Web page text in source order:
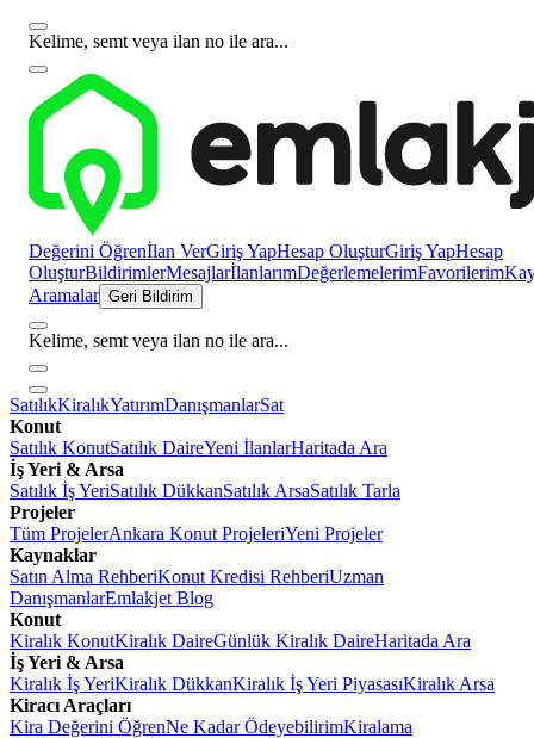
Kelime, semt veya ilan no ile ara...
Değerini Öğrenİlan VerGiriş YapHesap OluşturGiriş YapHesap
OluşturBildirimlerMesajlarİlanlarımDeğerlemelerimFavorilerim
Aramalar Geri Bildirim
Kelime, semt veya ilan no ile ara...
SatılıkKiralıkYatırımDanışmanlarSat
Konut
Satılık KonutSatılık DaireYeni İlanlarHaritada Ara
İş Yeri & Arsa
Satılık İş YeriSatılık DükkanSatılık ArsaSatılık Tarla
Projeler
Tüm ProjelerAnkara Konut ProjeleriYeni Projeler
Kaynaklar
Satın Alma RehberiKonut Kredisi RehberiUzman
DanışmanlarEmlakjet Blog
Konut
Kiralık KonutKiralık DaireGünlük Kiralık DaireHaritada Ara
İş Yeri & Arsa
Kiralık İş YeriKiralık DükkanKiralık İş Yeri PiyasasıKiralık Arsa
Kiracı Araçları
Kira Değerini ÖğrenNe Kadar ÖdeyebilirimKiralama